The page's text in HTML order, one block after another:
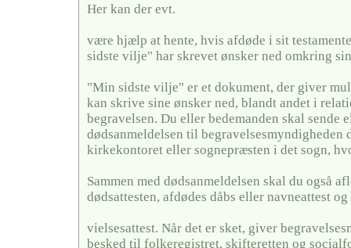
Her kan der evt.
være hjælp at hente, hvis afdøde i sit
sidste vilje" har skrevet ønsker ned omkring
"Min sidste vilje" er et dokument, der giver
kan skrive sine ønsker ned, blandt andet i
begravelsen. Du eller bedemanden skal sende
dødsanmeldelsen til begravelsesmyndigheden
kirkekontoret eller sognepræsten i det sogn,
Sammen med dødsanmeldelsen skal du også
dødsattesten, afdødes dåbs eller navneattest og
vielsesattest. Når det er sket, giver
besked til folkeregistret, skifteretten og